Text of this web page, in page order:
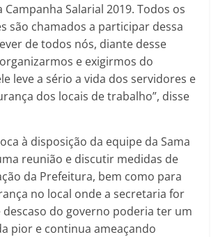
Salarial 2019. Todos os
são chamados a participar dessa
de todos nós, diante desse
e exigirmos do
leve a sério a vida dos servidores e
dos locais de trabalho”, disse
à disposição da equipe da Sama
reunião e discutir medidas de
da Prefeitura, bem como para
no local onde a secretaria for
descaso do governo poderia ter um
pior e continua ameaçando